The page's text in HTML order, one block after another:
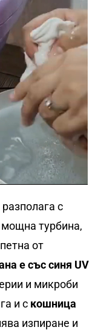
разполага с
турбина,
от
е със синя UV
и микроби
и с кошница
изпиране и